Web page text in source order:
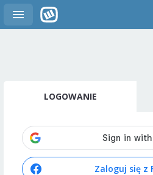
LOGOWANIE
Zaloguj się z